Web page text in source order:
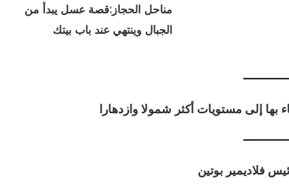
مناحل الحجاز:قصة عسل يبدأ من
الجبال وينتهي عند باب بيتك
بها إلى مستويات أكثر شمولا وازدهارا
فلاديمير بوتين